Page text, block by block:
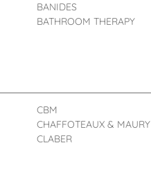
BANIDES
BATHROOM THERAPY
CBM
CHAFFOTEAUX & MAURY
CLABER